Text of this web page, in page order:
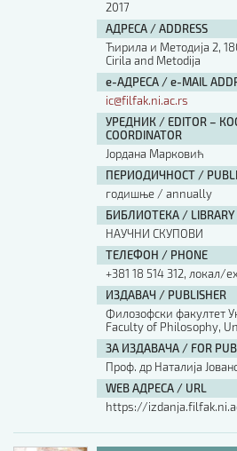
2017
АДРЕСА / ADDRESS
Ћирила и Методија 2,
Cirila and Metodija
е-АДРЕСА / e-MAIL
ic@filfak.ni.ac.rs
УРЕДНИК / EDITOR –
COORDINATOR
Јордана Марковић
ПЕРИОДИЧНОСТ /
годишње / annually
БИБЛИОТЕКА / LIBRARY
НАУЧНИ СКУПОВИ
ТЕЛЕФОН / PHONE
+381 18 514 312, локал/
ИЗДАВАЧ / PUBLISHER
Филозофски факултет
Faculty of Philosophy,
ЗА ИЗДАВАЧА / FOR
Проф. др Наталија
WEB АДРЕСА / URL
https://